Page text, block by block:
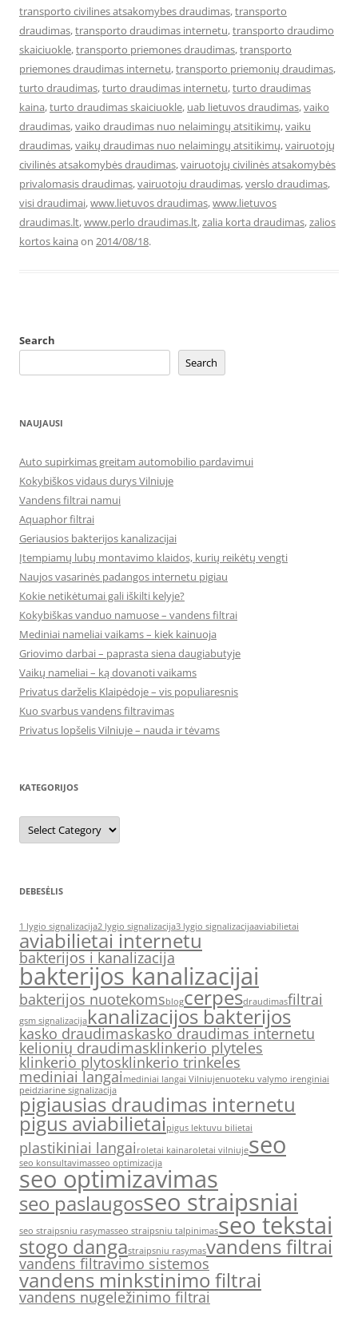
transporto civilines atsakomybes draudimas,transporto
draudimas,transporto draudimas internetu,transporto draudimo
skaiciuokle,transporto priemones draudimas,transporto
priemones draudimas internetu,transporto priemonių draudimas,
turto draudimas,turto draudimas internetu,turto draudimas
kaina,turto draudimas skaiciuokle, uab lietuvos draudimas,vaiko
draudimas,vaiko draudimas nuo nelaimingų atsitikimų,vaiku
draudimas,vaikų draudimas nuo nelaimingų atsitikimų,vairuotojų
civilinės atsakomybės draudimas,vairuotojų civilinės atsakomybės
privalomasis draudimas,vairuotoju draudimas,verslo draudimas,
visi draudimai,www.lietuvos draudimas,www.lietuvos
draudimas.lt,www.perlo draudimas.lt,zalia korta draudimas,zalios
kortos kaina on 2014/08/18.
Search
Search
NAUJAUSI
Auto supirkimas greitam automobilio pardavimui
Kokybiškos vidaus durys Vilniuje
Vandens filtrai namui
Aquaphor filtrai
Geriausios bakterijos kanalizacijai
Įtempiamų lubų montavimo klaidos, kurių reikėtų vengti
Naujos vasarinės padangos internetu pigiau
Kokie netikėtumai gali iškilti kelyje?
Kokybiškas vanduo namuose – vandens filtrai
Mediniai nameliai vaikams – kiek kainuoja
Griovimo darbai – paprasta siena daugiabutyje
Vaikų nameliai – ką dovanoti vaikams
Privatus darželis Klaipėdoje – vis populiaresnis
Kuo svarbus vandens filtravimas
Privatus lopšelis Vilniuje – nauda ir tėvams
KATEGORIJOS
Kategorijos
DEBESĖLIS
1 lygio signalizacija2 lygio signalizacija3 lygio signalizacijaaviabilietai
aviabilietai internetu
bakterijos i kanalizacija
bakterijos kanalizacijai
bakterijos nuotekomsblogcerpesdraudimasfiltrai
gsm signalizacijakanalizacijos bakterijos
kasko draudimaskasko draudimas internetu
kelionių draudimasklinkerio plyteles
klinkerio plytosklinkerio trinkeles
mediniai langai mediniai langai Vilniujenuoteku valymo irenginiai
peidziarine signalizacija
pigiausias draudimas internetu
pigus aviabilietaipigus lektuvu bilietai
plastikiniai langai roletai kainaroletai vilniujeseo
seo konsultavimasseo optimizacija
seo optimizavimas
seo paslaugosseo straipsniai
seo straipsniu rasymasseo straipsniu talpinimasseo tekstai
stogo dangastraipsniu rasymasvandens filtrai
vandens filtravimo sistemos
vandens minkstinimo filtrai
vandens nugeležinimo filtrai